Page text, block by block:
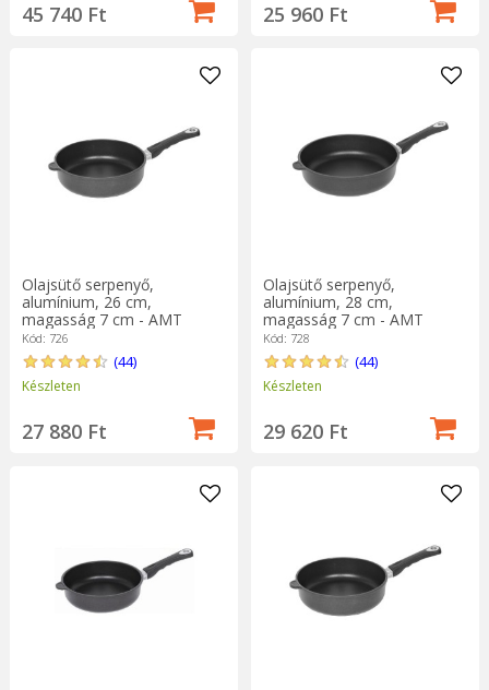
45 740 Ft 25 960 Ft
Olajsütő serpenyő,
alumínium, 26 cm,
magasság 7 cm - AMT
Gastroguss
Kód: 726
(44)
Készleten
27 880 Ft
Olajsütő serpenyő,
alumínium, 28 cm,
magasság 7 cm - AMT
Gastroguss
Kód: 728
(44)
Készleten
29 620 Ft